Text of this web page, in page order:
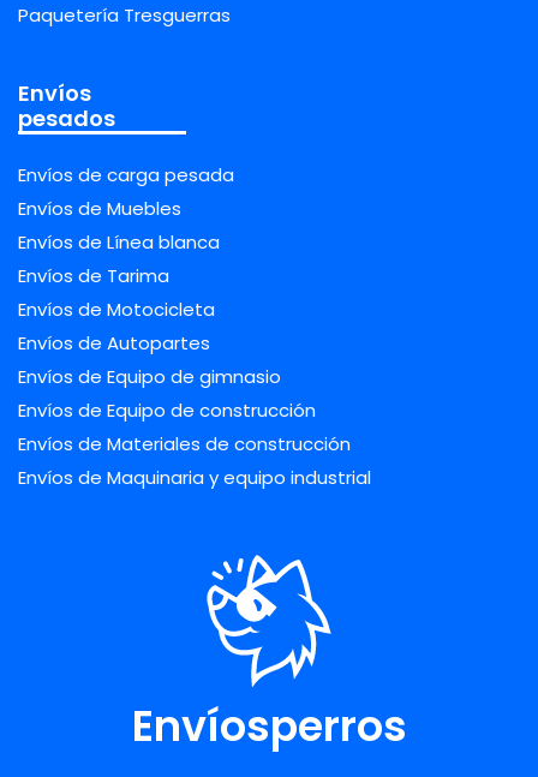
Paquetería Tresguerras
Envíos
pesados
Envíos de carga pesada
Envíos de Muebles
Envíos de Línea blanca
Envíos de Tarima
Envíos de Motocicleta
Envíos de Autopartes
Envíos de Equipo de gimnasio
Envíos de Equipo de construcción
Envíos de Materiales de construcción
Envíos de Maquinaria y equipo industrial
Envíosperros